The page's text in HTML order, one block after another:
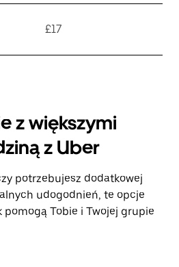
£17
z większymi
z Uber
potrzebujesz dodatkowej
udogodnień, te opcje
pomogą Tobie i Twojej grupie